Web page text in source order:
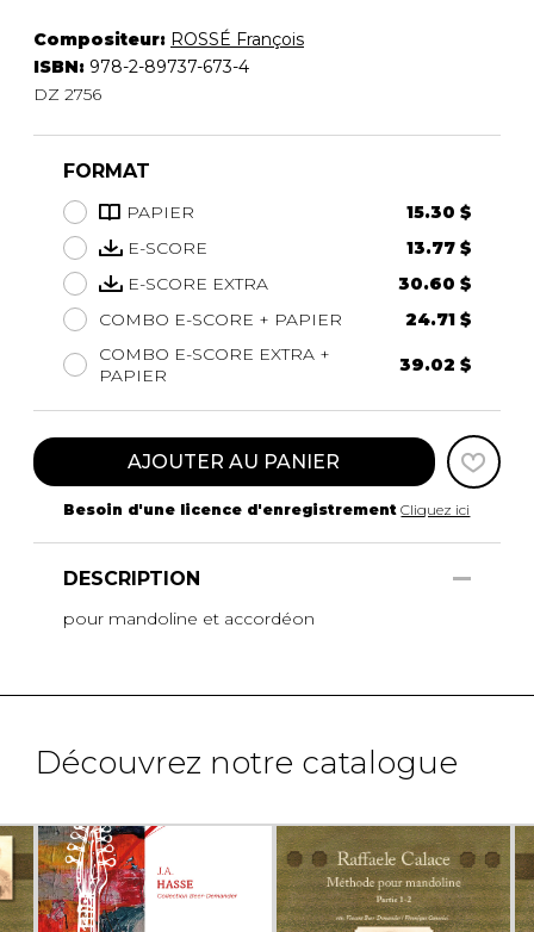
Compositeur: ROSSÉ François
ISBN: 978-2-89737-673-4
DZ 2756
FORMAT
PAPIER
15.30 $
E-SCORE
13.77 $
E-SCORE EXTRA
30.60 $
COMBO E-SCORE + PAPIER
24.71 $
COMBO E-SCORE EXTRA +
PAPIER
39.02 $
AJOUTER AU PANIER
Besoin d'une licence d'enregistrement Cliquez ici
DESCRIPTION
pour mandoline et accordéon
Découvrez notre catalogue